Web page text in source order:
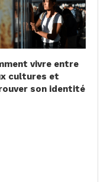
vivre entre
cultures et
son identité